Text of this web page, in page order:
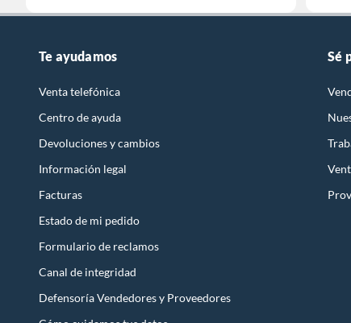
Te ayudamos
Venta telefónica
Centro de ayuda
Devoluciones y cambios
Información legal
Facturas
Estado de mi pedido
Formulario de reclamos
Canal de integridad
Defensoría Vendedores y Proveedores
Sé